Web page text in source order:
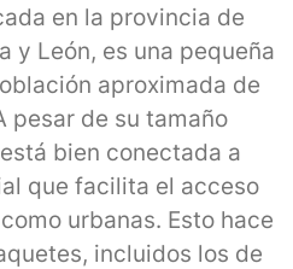
en la provincia de
y León, es una pequeña
aproximada de
pesar de su tamaño
bien conectada a
que facilita el acceso
urbanas. Esto hace
incluidos los de